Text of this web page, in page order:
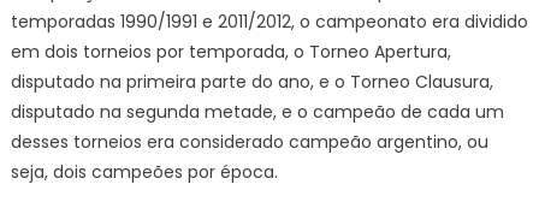
temporadas 1990/1991 e 2011/2012, o campeonato era dividido
em dois torneios por temporada, o Torneo Apertura,
disputado na primeira parte do ano, e o Torneo Clausura,
disputado na segunda metade, e o campeão de cada um
desses torneios era considerado campeão argentino, ou
seja, dois campeões por época.